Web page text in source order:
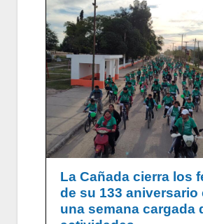
La Cañada cierra los
de su 133 aniversario
una semana cargada